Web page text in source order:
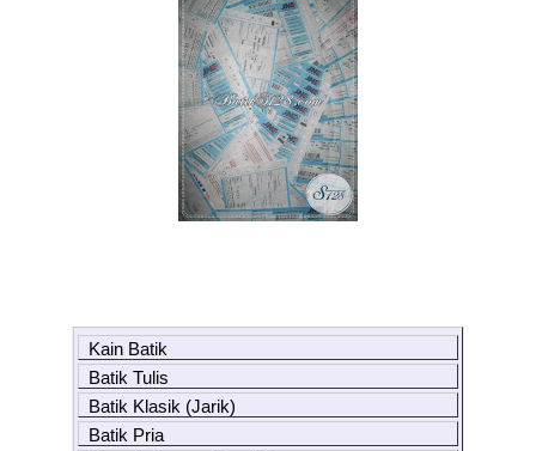
Kain Batik
Batik Tulis
Batik Klasik (Jarik)
Batik Pria